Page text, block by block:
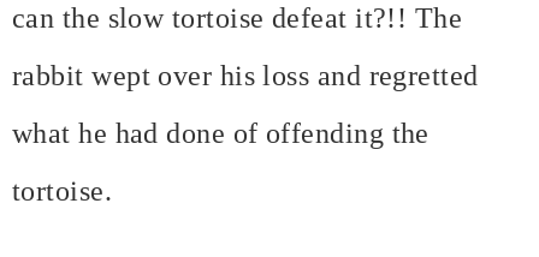
can the slow tortoise defeat it?!! The
rabbit wept over his loss and regretted
what he had done of offending the
tortoise.